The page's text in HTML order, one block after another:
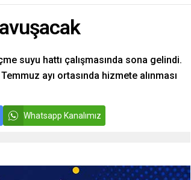
suyu hattı çalışmasında sona gelindi.
ayı ortasında hizmete alınması
Whatsapp Kanalımız